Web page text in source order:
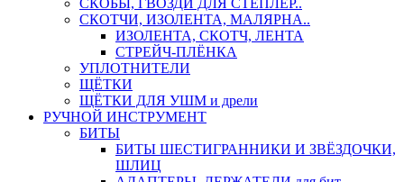
СКОБЫ, ГВОЗДИ ДЛЯ СТЕПЛЕР..
СКОТЧИ, ИЗОЛЕНТА, МАЛЯРНА..
ИЗОЛЕНТА, СКОТЧ, ЛЕНТА
СТРЕЙЧ-ПЛЁНКА
УПЛОТНИТЕЛИ
ЩЁТКИ
ЩЁТКИ ДЛЯ УШМ и дрели
РУЧНОЙ ИНСТРУМЕНТ
БИТЫ
БИТЫ ШЕСТИГРАННИКИ И ЗВЁЗДОЧКИ,
ШЛИЦ